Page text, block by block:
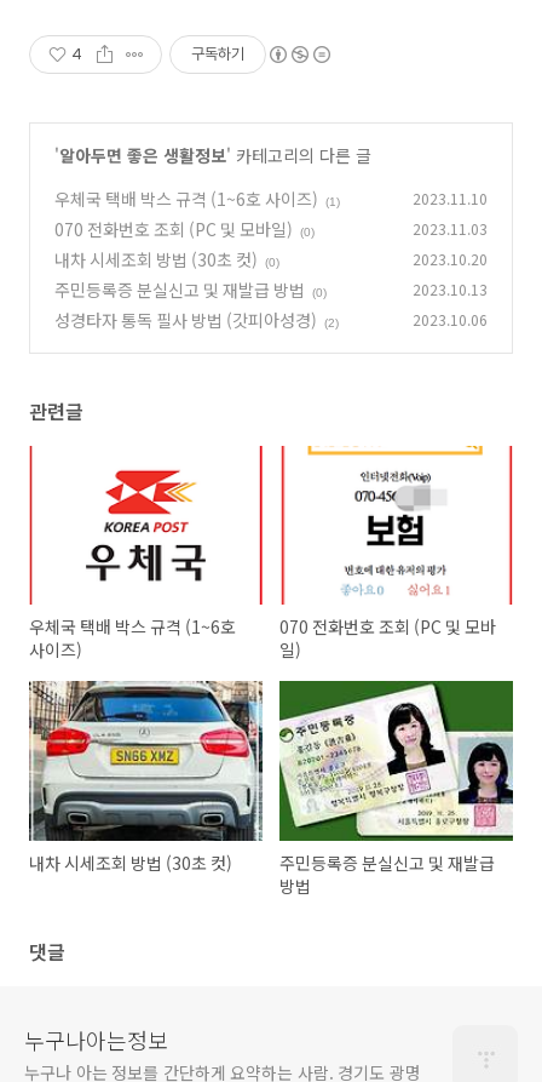
4 구독하기
'알아두면 좋은 생활정보' 카테고리의 다른 글
우체국 택배 박스 규격 (1~6호 사이즈)
(1) 2023.11.10
070 전화번호 조회 (PC 및 모바일) (0) 2023.11.03
내차 시세조회 방법 (30초 컷) (0) 2023.10.20
주민등록증 분실신고 및 재발급 방법 (0) 2023.10.13
성경타자 통독 필사 방법 (갓피아성경) (2) 2023.10.06
관련글
우체국 택배 박스 규격 (1~6호
사이즈)
070 전화번호 조회 (PC 및 모바
일)
내차 시세조회 방법 (30초 컷)
주민등록증 분실신고 및 재발급
방법
댓글
누구나아는정보
누구나 아는 정보를 간단하게 요약하는 사람. 경기도 광명